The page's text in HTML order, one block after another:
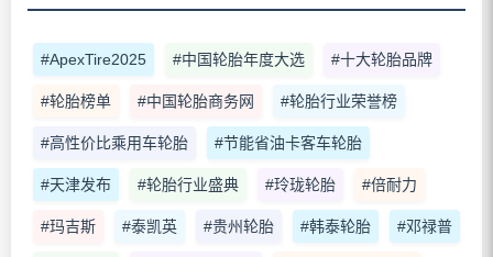
#ApexTire2025 #中国轮胎年度大选 #十大轮胎品牌
#轮胎榜单 #中国轮胎商务网 #轮胎行业荣誉榜
#高性价比乘用车轮胎 #节能省油卡客车轮胎
#天津发布 #轮胎行业盛典 #玲珑轮胎 #倍耐力
#玛吉斯 #泰凯英 #贵州轮胎 #韩泰轮胎 #邓禄普